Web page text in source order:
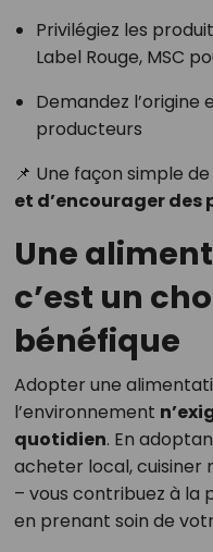
Privilégiez les
Label Rouge, MSC
Demandez l’origine
producteurs
📌 Une façon simple de
et d’encourager
Une
c’est un
bénéfique
Adopter une
l’environnement
quotidien. En
acheter local, cuisiner
– vous contribuez à
en prenant soin de